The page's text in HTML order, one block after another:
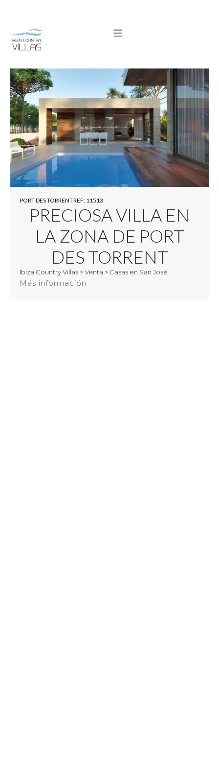
PORT DES TORRENTREF: 11513
PRECIOSA VILLA EN
LA ZONA DE PORT
DES TORRENT
Ibiza Country Villas >Venta > Casas en San José
Más información